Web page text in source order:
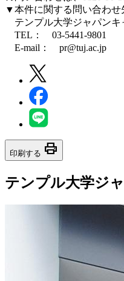
▼本件に関する問い合わせ
テンプル大学ジャパンキ
TEL： 03-5441-9801
E-mail： pr@tuj.ac.jp
印刷する print
テンプル大学ジ